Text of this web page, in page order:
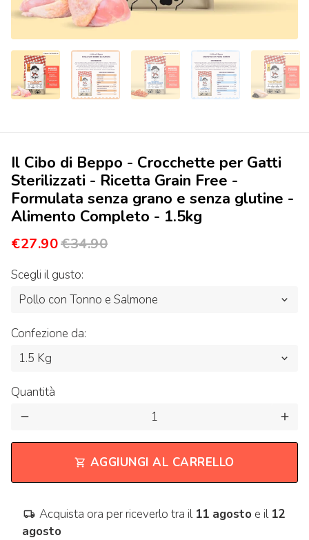
Il Cibo di Beppo - Crocchette per Gatti
Sterilizzati - Ricetta Grain Free -
Formulata senza grano e senza glutine -
Alimento Completo - 1.5kg
€27.90€34.90
Scegli il gusto:
Confezione da:
Quantità
remove add
shopping_cart AGGIUNGI AL CARRELLO
local_shipping Acquista ora per riceverlo tra il 11 agosto e il 12
agosto